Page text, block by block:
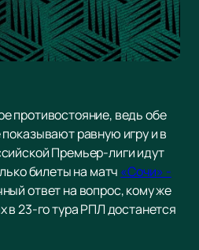
противостояние, ведь обе
равную игру и в
Премьер-лиги идут
билеты на матч «Сочи» -
ответ на вопрос, кому же
в 23-го тура РПЛ достанется